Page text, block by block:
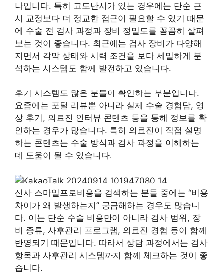
나입니다. 특히 고도난시가 있는 경우에는 단순 근
시 교정보다 더 정교한 접근이 필요할 수 있기 때문
에 수술 전 검사 과정과 장비 정밀도를 꼼꼼히 살펴
보는 것이 좋습니다. 최근에는 검사 장비가 다양해
지면서 각막 상태와 시력 조건을 보다 세밀하게 분
석하는 시스템도 함께 발전하고 있습니다.
후기 시스템도 많은 분들이 확인하는 부분입니다.
요즘에는 포털 리뷰뿐 아니라 실제 수술 경험담, 영
상 후기, 의료진 인터뷰 콘텐츠 등을 통해 정보를 확
인하는 경우가 많습니다. 특히 의료진이 직접 설명
하는 콘텐츠는 수술 방식과 검사 과정을 이해하는
데 도움이 될 수 있습니다.
신사 스마일프로비용을 검색하는 분들 중에는 “비용
차이가 왜 발생하는지” 궁금해하는 경우도 많습니
다. 이는 단순 수술 비용만이 아니라 검사 범위, 장
비 종류, 사후관리 프로그램, 의료진 경험 등이 함께
반영되기 때문입니다. 따라서 상담 과정에서는 검사
항목과 사후관리 시스템까지 함께 체크하는 것이 좋
습니다.